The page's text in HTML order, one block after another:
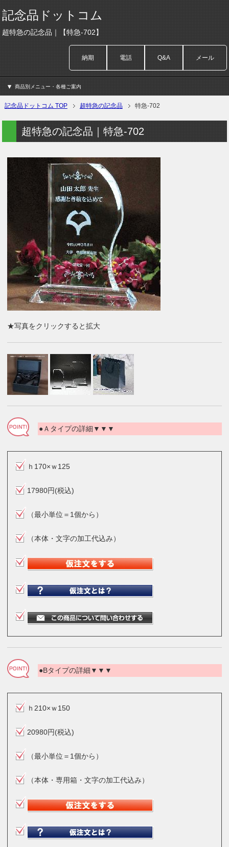
記念品ドットコム
超特急の記念品｜【特急-702】
納期 電話 Q&A メール
商品別メニュー・各種ご案内
記念品ドットコム TOP 超特急の記念品 特急-702
超特急の記念品｜特急-702
★写真をクリックすると拡大
●Ａタイプの詳細▼▼▼
ｈ170×ｗ125
17980円(税込)
（最小単位＝1個から）
（本体・文字の加工代込み）
●Bタイプの詳細▼▼▼
ｈ210×ｗ150
20980円(税込)
（最小単位＝1個から）
（本体・専用箱・文字の加工代込み）